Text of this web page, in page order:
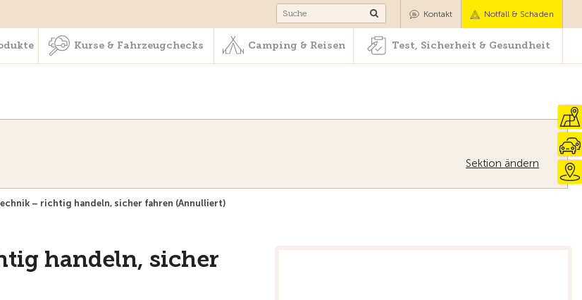
Camping & Reisen Test, Sicherheit & Gesundheit
Kontakt Notfall & Schaden
Kurse & Fahrzeugchecks Camping & Reisen Test, Sicherheit & Gesundheit
Sektion ändern
– richtig handeln, sicher fahren (Annulliert)
handeln, sicher